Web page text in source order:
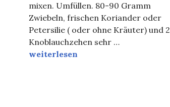
mixen. Umfüllen. 80-90 Gramm
Zwiebeln, frischen Koriander oder
Petersilie ( oder ohne Kräuter) und 2
Knoblauchzehen sehr …
Seitan-Bällchen
weiterlesen